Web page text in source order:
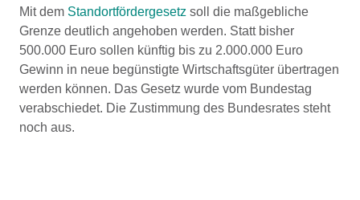
Mit dem Standortfördergesetz soll die maßgebliche
Grenze deutlich angehoben werden. Statt bisher
500.000 Euro sollen künftig bis zu 2.000.000 Euro
Gewinn in neue begünstigte Wirtschaftsgüter übertragen
werden können. Das Gesetz wurde vom Bundestag
verabschiedet. Die Zustimmung des Bundesrates steht
noch aus.